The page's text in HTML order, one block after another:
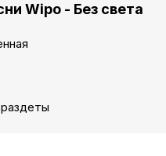
Wipo - Без света